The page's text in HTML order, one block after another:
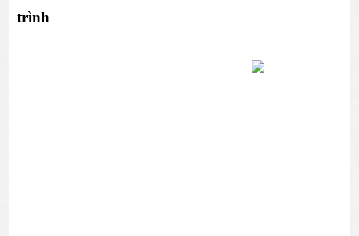
trình